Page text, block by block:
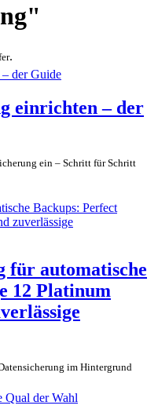
.
einrichten – der
ein – Schritt für Schritt
für automatische
12 Platinum
im Hintergrund